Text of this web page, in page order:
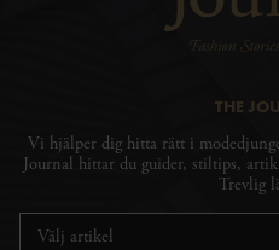
THE
Vi hjälper dig hitta rätt i
Journal hittar du guider, stiltips,
Trevlig
Välj artikel